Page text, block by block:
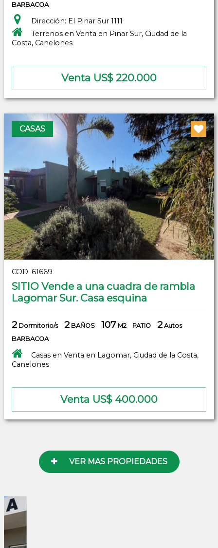
BARBACOA
Dirección: El Pinar Sur 1111
Terrenos en Venta en Pinar Sur, Ciudad de la
Costa, Canelones
Venta US$ 220.000
CASAS
COD. 61669
SITIO Vende a una cuadra de rambla
Lagomar Sur. Casa esquina
2 Dormitorio/s 2BAÑOS 107 M2 PATIO 2 Autos
BARBACOA
Casas en Venta en Lagomar, Ciudad de la Costa,
Canelones
Venta US$ 400.000
VER MAS PROPIEDADES